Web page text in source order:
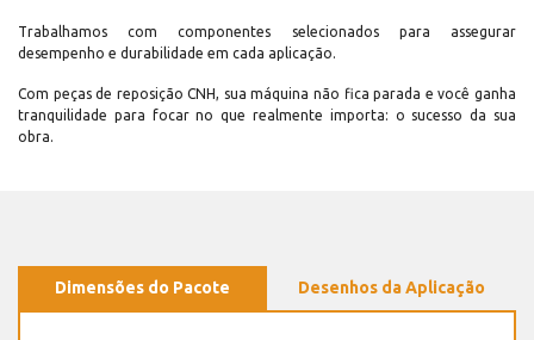
Trabalhamos com componentes selecionados para assegurar
desempenho e durabilidade em cada aplicação.
Com peças de reposição CNH, sua máquina não fica parada e você ganha
tranquilidade para focar no que realmente importa: o sucesso da sua
obra.
Dimensões do Pacote Desenhos da Aplicação